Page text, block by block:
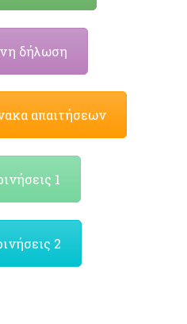
δήλωση
απαιτήσεων
1
2